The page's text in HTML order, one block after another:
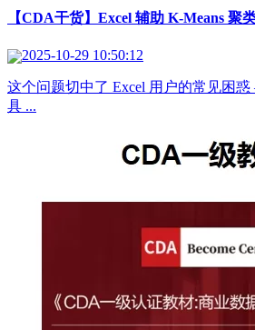
【CDA干货】Excel 辅助 K-Means 聚
2025-10-29 10:50:12
这个问题切中了 Excel 用户的常见困
具 ...